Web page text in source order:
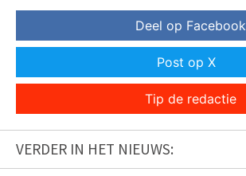
Deel op Facebook
Post op X
Tip de redactie
VERDER IN HET NIEUWS: